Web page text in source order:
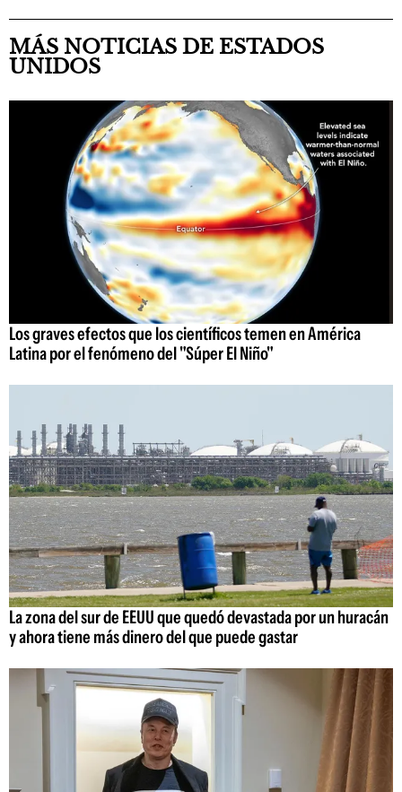
MÁS NOTICIAS DE ESTADOS
UNIDOS
Los graves efectos que los científicos temen en América
Latina por el fenómeno del "Súper El Niño"
La zona del sur de EEUU que quedó devastada por un huracán
y ahora tiene más dinero del que puede gastar